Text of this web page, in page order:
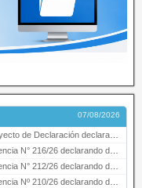
07/08/2026
de interés provincial PRESIDENCI…
de interés provincial la labor …
de interés provincial el “50° A…
de interés provincial el proyec…